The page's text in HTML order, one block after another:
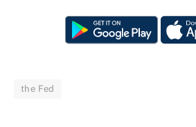
the Fed